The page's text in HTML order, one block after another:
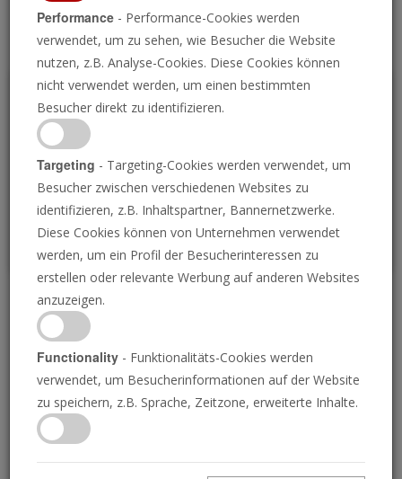
P
Die wahre Bedeutung
der Vorherbestimmung
12.09.2024 • 23 Minuten
Die biblische Lehre von der Vorherbestimmung
verwirrt praktisch jeden. Sind die
Performance - Performance-Cookies werden
verwendet, um zu sehen, wie Besucher die Website
nutzen, z.B. Analyse-Cookies. Diese Cookies können
nicht verwendet werden, um einen bestimmten
Besucher direkt zu identifizieren.
Targeting - Targeting-Cookies werden verwendet, um
Besucher zwischen verschiedenen Websites zu
identifizieren, z.B. Inhaltspartner, Bannernetzwerke.
Diese Cookies können von Unternehmen verwendet
werden, um ein Profil der Besucherinteressen zu
erstellen oder relevante Werbung auf anderen Websites
anzuzeigen.
Functionality - Funktionalitäts-Cookies werden
verwendet, um Besucherinformationen auf der Website
zu speichern, z.B. Sprache, Zeitzone, erweiterte Inhalte.